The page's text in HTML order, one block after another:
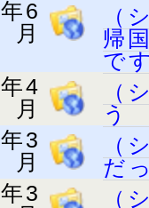
6
月
（
帰
で
4
月
（
う
3
月
（
だ
3
（